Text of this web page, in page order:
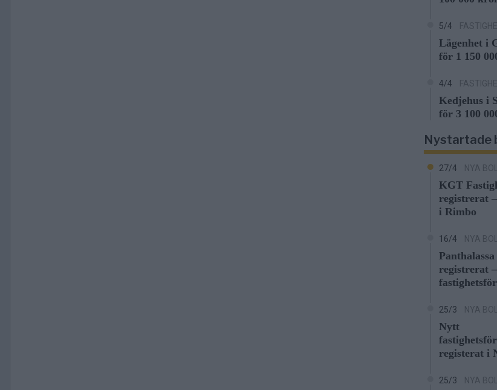
5/4
Lägenhet i
för 1 150
4/4
Kedjehus i
för 3 100
Nystartade
27/4 NYA
KGT
registrerat
i Rimbo
16/4 NYA
registrerat –
25/3 NYA
Nytt
registerat i
25/3 NYA